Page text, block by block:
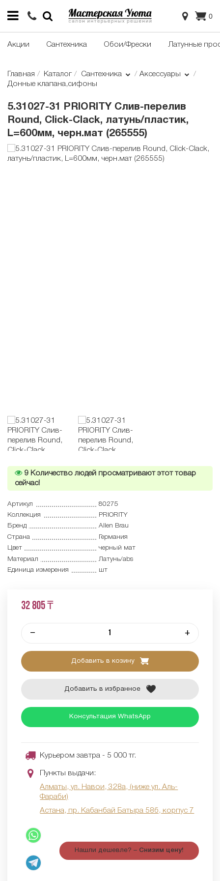
0
Акции Сантехника Обои/Фрески Латунные
Главная Каталог Сантехника
Аксессуары
Донные клапана,сифоны
5.31027-31 PRIORITY Слив-перелив
Round, Click-Clack, латунь/пластик,
L=600мм, черн.мат (265555)
9 Количество людей просматривают этот товар
сейчас!
Артикул
80275
Коллекция
PRIORITY
Бренд
Allen Brau
Страна
Германия
Цвет
черный мат
Материал
Латунь/abs
Единица измерения
шт
32 805 ₸
– +
Добавить в козину
Добавить в избранное
Консультация WhatsApp
Курьером завтра - 5 000 тг.
Пункты выдачи:
Алматы, ул. Навои, 328а, (ниже ул. Аль-
Фараби)
Астана, пр. Кабанбай Батыра 58б, корпус 7
Нашли дешевле? – Снизим цену!